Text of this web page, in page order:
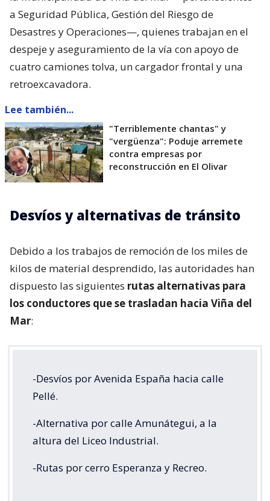
a Seguridad Pública, Gestión del Riesgo de
Desastres y Operaciones—, quienes trabajan en el
despeje y aseguramiento de la vía con apoyo de
cuatro camiones tolva, un cargador frontal y una
retroexcavadora.
Lee también...
"Terriblemente chantas" y
"vergüenza": Poduje arremete
contra empresas por
reconstrucción en El Olivar
Desvíos y alternativas de tránsito
Debido a los trabajos de remoción de los miles de
kilos de material desprendido, las autoridades han
dispuesto las siguientes rutas alternativas para
los conductores que se trasladan hacia Viña del
Mar:
-Desvíos por Avenida España hacia calle
Pellé.
-Alternativa por calle Amunátegui, a la
altura del Liceo Industrial.
-Rutas por cerro Esperanza y Recreo.